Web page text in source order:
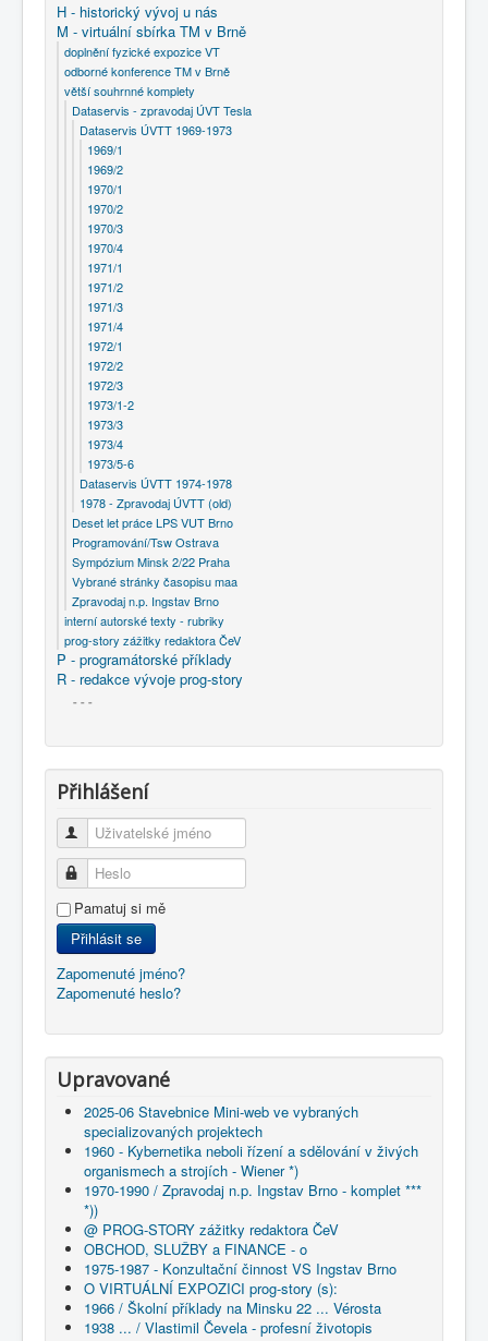
H - historický vývoj u nás
M - virtuální sbírka TM v Brně
doplnění fyzické expozice VT
odborné konference TM v Brně
větší souhrnné komplety
Dataservis - zpravodaj ÚVT Tesla
Dataservis ÚVTT 1969-1973
1969/1
1969/2
1970/1
1970/2
1970/3
1970/4
1971/1
1971/2
1971/3
1971/4
1972/1
1972/2
1972/3
1973/1-2
1973/3
1973/4
1973/5-6
Dataservis ÚVTT 1974-1978
1978 - Zpravodaj ÚVTT (old)
Deset let práce LPS VUT Brno
Programování/Tsw Ostrava
Sympózium Minsk 2/22 Praha
Vybrané stránky časopisu maa
Zpravodaj n.p. Ingstav Brno
interní autorské texty - rubriky
prog-story zážitky redaktora ČeV
P - programátorské příklady
R - redakce vývoje prog-story
- - -
Přihlášení
Uživatelské jméno
Heslo
Pamatuj si mě
Přihlásit se
Zapomenuté jméno?
Zapomenuté heslo?
Upravované
2025-06 Stavebnice Mini-web ve vybraných
specializovaných projektech
1960 - Kybernetika neboli řízení a sdělování v živých
organismech a strojích - Wiener *)
1970-1990 / Zpravodaj n.p. Ingstav Brno - komplet ***
*))
@ PROG-STORY zážitky redaktora ČeV
OBCHOD, SLUŽBY a FINANCE - o
1975-1987 - Konzultační činnost VS Ingstav Brno
O VIRTUÁLNÍ EXPOZICI prog-story (s):
1966 / Školní příklady na Minsku 22 ... Vérosta
1938 ... / Vlastimil Čevela - profesní životopis